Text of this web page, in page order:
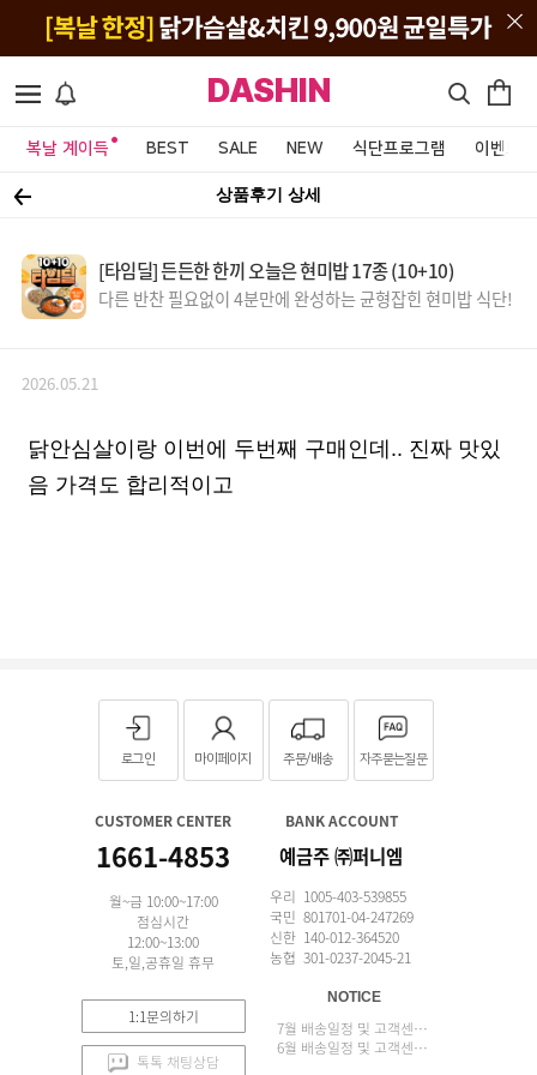
DASHIN
복날 계이득 BEST SALE NEW 식단프로그램 이벤트&
상품후기 상세
[타임딜] 든든한 한끼 오늘은 현미밥 17종 (10+10)
다른 반찬 필요없이 4분만에 완성하는 균형잡힌 현미밥 식단!
2026.05.21
닭안심살이랑 이번에 두번째 구매인데.. 진짜 맛있
음 가격도 합리적이고
로그인 마이페이지 주문/배송 자주묻는질문
CUSTOMER CENTER
1661-4853
월~금 10:00~17:00
점심시간
12:00~13:00
토,일,공휴일 휴무
1:1문의하기
톡톡 채팅상담
BANK ACCOUNT
예금주 ㈜퍼니엠
우리 1005-403-539855
국민 801701-04-247269
신한 140-012-364520
농협 301-0237-2045-21
NOTICE
7월 배송일정 및 고객센터 업무 안내
6월 배송일정 및 고객센터 업무 안내